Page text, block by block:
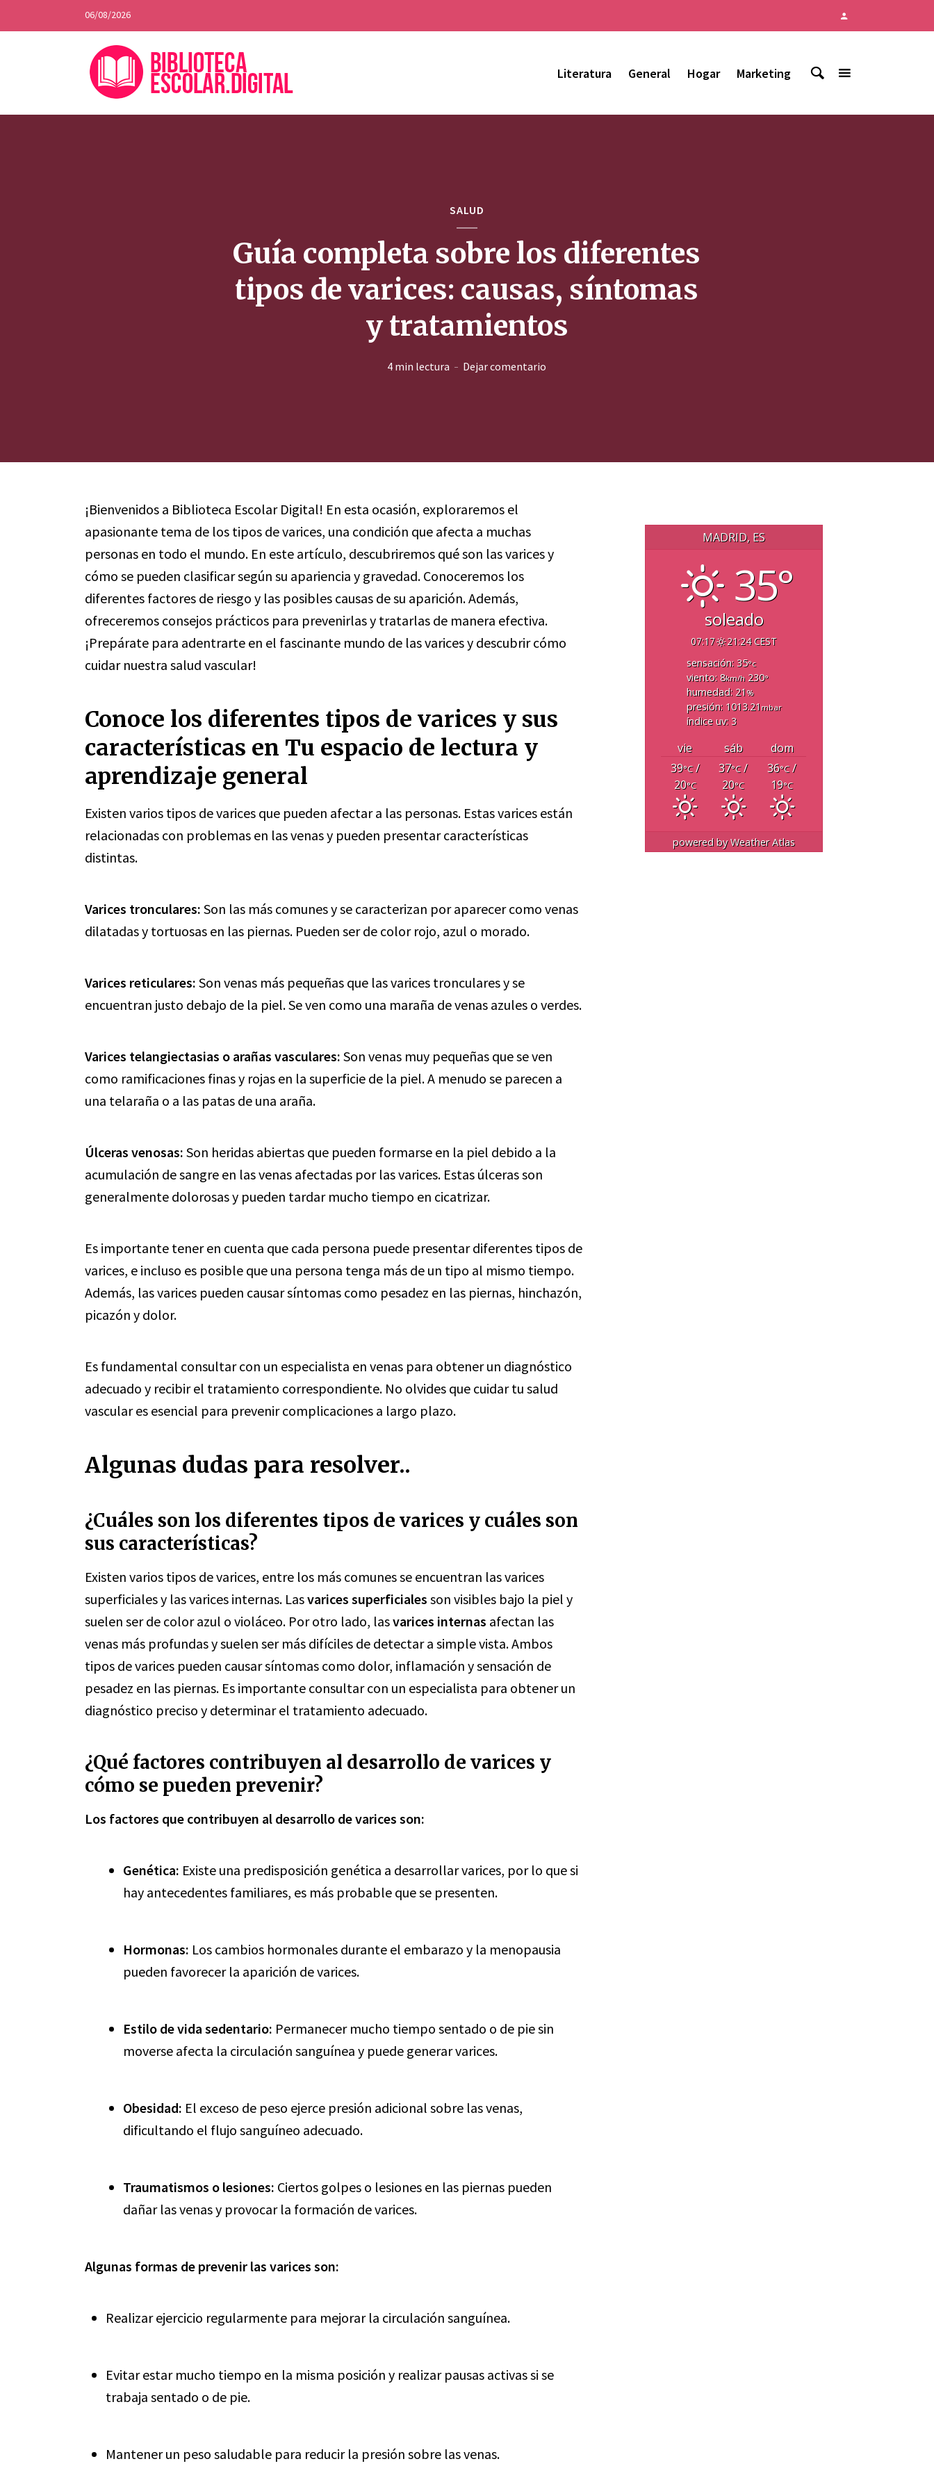
06/08/2026
Literatura General Hogar Marketing
SALUD
Guía completa sobre los diferentes
tipos de varices: causas, síntomas
y tratamientos
4 min lectura Dejar comentario
¡Bienvenidos a Biblioteca Escolar Digital! En esta ocasión, exploraremos el
apasionante tema de los tipos de varices, una condición que afecta a muchas
personas en todo el mundo. En este artículo, descubriremos qué son las varices y
cómo se pueden clasificar según su apariencia y gravedad. Conoceremos los
diferentes factores de riesgo y las posibles causas de su aparición. Además,
ofreceremos consejos prácticos para prevenirlas y tratarlas de manera efectiva.
¡Prepárate para adentrarte en el fascinante mundo de las varices y descubrir cómo
cuidar nuestra salud vascular!
Conoce los diferentes tipos de varices y sus
características en Tu espacio de lectura y
aprendizaje general
Existen varios tipos de varices que pueden afectar a las personas. Estas varices están
relacionadas con problemas en las venas y pueden presentar características
distintas.
Varices tronculares: Son las más comunes y se caracterizan por aparecer como venas
dilatadas y tortuosas en las piernas. Pueden ser de color rojo, azul o morado.
Varices reticulares: Son venas más pequeñas que las varices tronculares y se
encuentran justo debajo de la piel. Se ven como una maraña de venas azules o verdes.
Varices telangiectasias o arañas vasculares: Son venas muy pequeñas que se ven
como ramificaciones finas y rojas en la superficie de la piel. A menudo se parecen a
una telaraña o a las patas de una araña.
Úlceras venosas: Son heridas abiertas que pueden formarse en la piel debido a la
acumulación de sangre en las venas afectadas por las varices. Estas úlceras son
generalmente dolorosas y pueden tardar mucho tiempo en cicatrizar.
Es importante tener en cuenta que cada persona puede presentar diferentes tipos de
varices, e incluso es posible que una persona tenga más de un tipo al mismo tiempo.
Además, las varices pueden causar síntomas como pesadez en las piernas, hinchazón,
picazón y dolor.
Es fundamental consultar con un especialista en venas para obtener un diagnóstico
adecuado y recibir el tratamiento correspondiente. No olvides que cuidar tu salud
vascular es esencial para prevenir complicaciones a largo plazo.
Algunas dudas para resolver..
¿Cuáles son los diferentes tipos de varices y cuáles son
sus características?
Existen varios tipos de varices, entre los más comunes se encuentran las varices
superficiales y las varices internas. Lasvarices superficiales son visibles bajo la piel y
suelen ser de color azul o violáceo. Por otro lado, lasvarices internas afectan las
venas más profundas y suelen ser más difíciles de detectar a simple vista. Ambos
tipos de varices pueden causar síntomas como dolor, inflamación y sensación de
pesadez en las piernas. Es importante consultar con un especialista para obtener un
diagnóstico preciso y determinar el tratamiento adecuado.
¿Qué factores contribuyen al desarrollo de varices y
cómo se pueden prevenir?
Los factores que contribuyen al desarrollo de varices son:
Genética: Existe una predisposición genética a desarrollar varices, por lo que si
hay antecedentes familiares, es más probable que se presenten.
Hormonas: Los cambios hormonales durante el embarazo y la menopausia
pueden favorecer la aparición de varices.
Estilo de vida sedentario: Permanecer mucho tiempo sentado o de pie sin
moverse afecta la circulación sanguínea y puede generar varices.
Obesidad: El exceso de peso ejerce presión adicional sobre las venas,
dificultando el flujo sanguíneo adecuado.
Traumatismos o lesiones: Ciertos golpes o lesiones en las piernas pueden
dañar las venas y provocar la formación de varices.
Algunas formas de prevenir las varices son:
Realizar ejercicio regularmente para mejorar la circulación sanguínea.
Evitar estar mucho tiempo en la misma posición y realizar pausas activas si se
trabaja sentado o de pie.
Mantener un peso saludable para reducir la presión sobre las venas.
MADRID, ES
35°
soleado
07:17
21:24 CEST
sensación: 35°c
viento: 8km/h230°
humedad: 21 %
presión: 1013.21 mbar
índice uv: 3
vie sáb
dom
39°C/
20°C
37°C/
20°C
36°C/
19°C
powered byWeather Atlas